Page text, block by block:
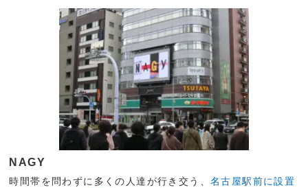
NAGY
時間帯を問わずに多くの人達が行き交う、名古屋駅前に設置